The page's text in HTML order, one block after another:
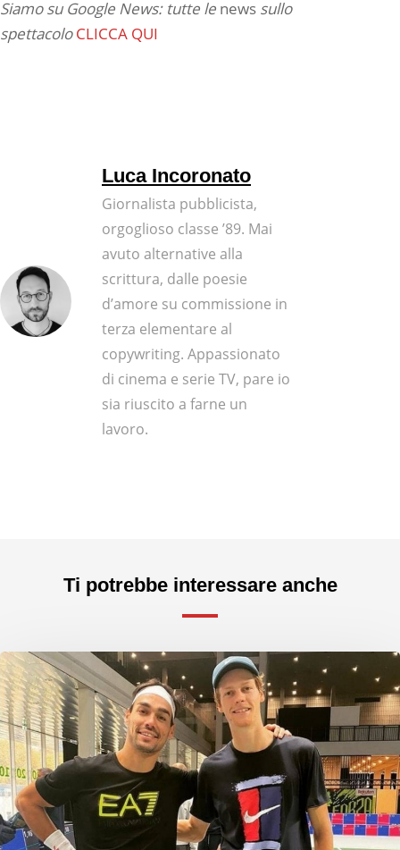
Siamo su Google News: tutte le news sullo
spettacoloCLICCA QUI
Luca Incoronato
Giornalista pubblicista,
orgoglioso classe ’89. Mai
avuto alternative alla
scrittura, dalle poesie
d’amore su commissione in
terza elementare al
copywriting. Appassionato
di cinema e serie TV, pare io
sia riuscito a farne un
lavoro.
Ti potrebbe interessare anche